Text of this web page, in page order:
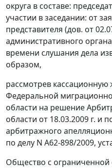
округа в составе:
участии в заседании: от
представителя (дов. от
административного
времени слушания дела
образом,
рассмотрев
Федеральной
области на решение
области от 18.03.2009 г. и
арбитражного
по делу N А62-898/2009,
Общество с ограниченной